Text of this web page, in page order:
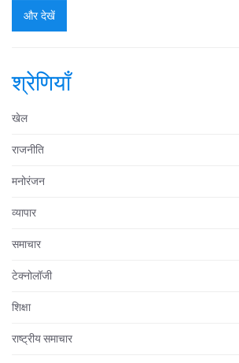
और देखें
श्रेणियाँ
खेल
राजनीति
मनोरंजन
व्यापार
समाचार
टेक्नोलॉजी
शिक्षा
राष्ट्रीय समाचार